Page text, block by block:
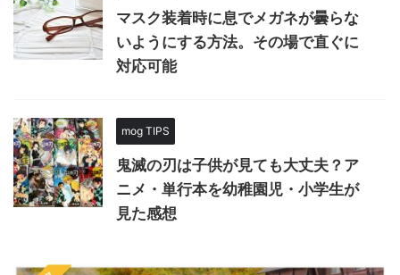
マスク装着時に息でメガネが曇らな
いようにする方法。その場で直ぐに
対応可能
mog TIPS
鬼滅の刃は子供が見ても大丈夫？ア
ニメ・単行本を幼稚園児・小学生が
見た感想